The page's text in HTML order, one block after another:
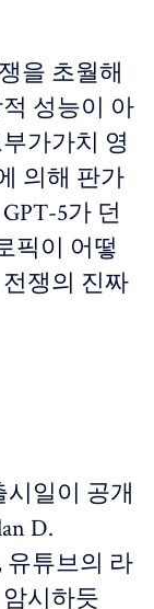
을 초월해
성능이 아
가가치 영
의해 판가
5가 던
픽이 어떻
쟁의 진짜
시일이 공개
D.
유튜브의 라
시하듯